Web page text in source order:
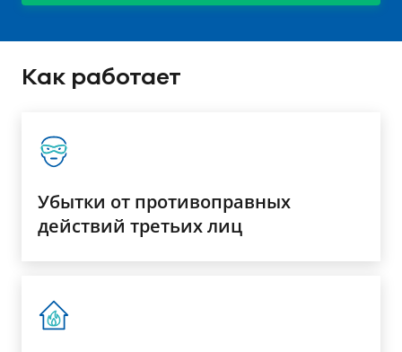
Как работает
Убытки от противоправных
действий третьих лиц